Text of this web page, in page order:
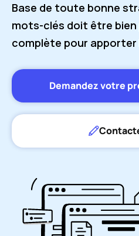
Base de toute bonne
mots-clés doit être
complète pour apporter
Demandez votre